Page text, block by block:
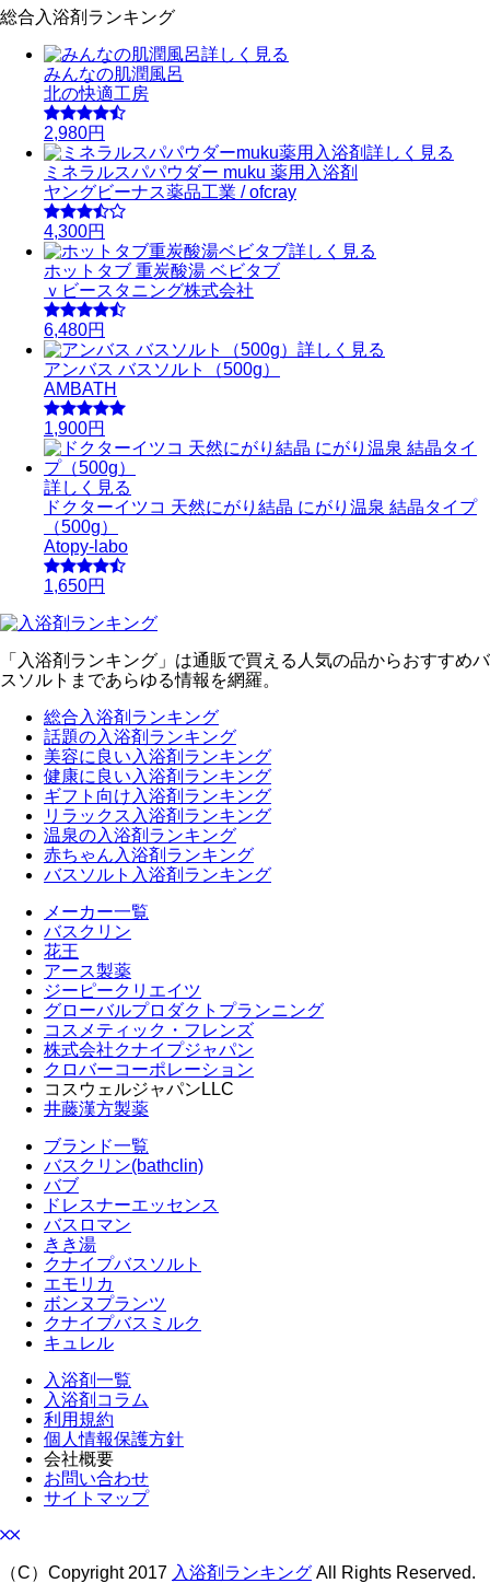
総合入浴剤ランキング
詳しく見る
みんなの肌潤風呂
北の快適工房
2,980円
詳しく見る
ミネラルスパパウダー muku 薬用入浴剤
ヤングビーナス薬品工業 / ofcray
4,300円
詳しく見る
ホットタブ 重炭酸湯 ベビタブ
ｖビースタニング株式会社
6,480円
詳しく見る
アンバス バスソルト（500g）
AMBATH
1,900円
詳しく見る
ドクターイツコ 天然にがり結晶 にがり温泉 結晶タイプ
（500g）
Atopy-labo
1,650円
「入浴剤ランキング」は通販で買える人気の品からおすすめバ
スソルトまであらゆる情報を網羅。
総合入浴剤ランキング
話題の入浴剤ランキング
美容に良い入浴剤ランキング
健康に良い入浴剤ランキング
ギフト向け入浴剤ランキング
リラックス入浴剤ランキング
温泉の入浴剤ランキング
赤ちゃん入浴剤ランキング
バスソルト入浴剤ランキング
メーカー一覧
バスクリン
花王
アース製薬
ジーピークリエイツ
グローバルプロダクトプランニング
コスメティック・フレンズ
株式会社クナイプジャパン
クロバーコーポレーション
コスウェルジャパンLLC
井藤漢方製薬
ブランド一覧
バスクリン(bathclin)
バブ
ドレスナーエッセンス
バスロマン
きき湯
クナイプバスソルト
エモリカ
ボンヌプランツ
クナイプバスミルク
キュレル
入浴剤一覧
入浴剤コラム
利用規約
個人情報保護方針
会社概要
お問い合わせ
サイトマップ
（C）Copyright 2017 入浴剤ランキング All Rights Reserved.